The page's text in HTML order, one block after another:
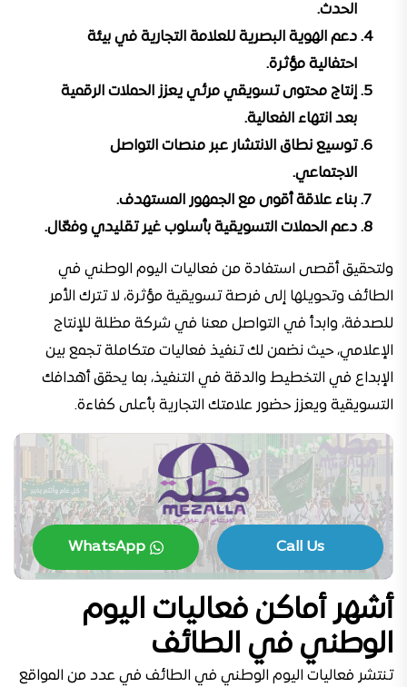
الحدث.
دعم الهوية البصرية للعلامة التجارية في بيئة
احتفالية مؤثرة.
إنتاج محتوى تسويقي مرئي يعزز الحملات الرقمية
بعد انتهاء الفعالية.
توسيع نطاق الانتشار عبر منصات التواصل
الاجتماعي.
بناء علاقة أقوى مع الجمهور المستهدف.
دعم الحملات التسويقية بأسلوب غير تقليدي وفعّال.
ولتحقيق أقصى استفادة من فعاليات اليوم الوطني في
الطائف وتحويلها إلى فرصة تسويقية مؤثرة، لا تترك الأمر
للصدفة، وابدأ في التواصل معنا في شركة مظلة للإنتاج
الإعلامي، حيث نضمن لك تنفيذ فعاليات متكاملة تجمع بين
الإبداع في التخطيط والدقة في التنفيذ، بما يحقق أهدافك
التسويقية ويعزز حضور علامتك التجارية بأعلى كفاءة.
Call Us
WhatsApp
أشهر أماكن فعاليات اليوم
الوطني في الطائف
تنتشر فعاليات اليوم الوطني في الطائف في عدد من المواقع